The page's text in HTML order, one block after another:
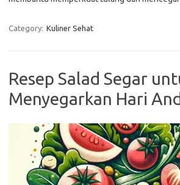
Category: Kuliner Sehat
Resep Salad Segar
Menyegarkan Hari